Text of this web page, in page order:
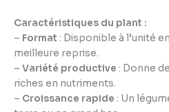
Caractéristiques du plant :
– Format : Disponible à l’unité
meilleure reprise.
– Variété productive : Donne
riches en nutriments.
– Croissance rapide : Un